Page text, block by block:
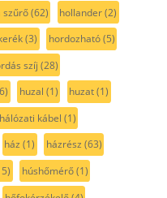
szűrő(62) hollander(2)
(3) hordozható(5)
szíj (28)
huzal (1) huzat(1)
hálózati kábel (1)
ház (1) házrész (63)
húshőmérő(1)